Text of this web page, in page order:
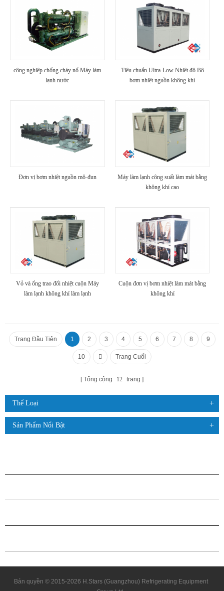
công nghiệp chống cháy nổ Máy làm
lạnh nước
Tiêu chuẩn Ultra-Low Nhiệt độ Bộ
bơm nhiệt nguồn không khí
Đơn vị bơm nhiệt nguồn mô-đun
Máy làm lạnh công suất làm mát bằng
không khí cao
Vỏ và ống trao đổi nhiệt cuộn Máy
làm lạnh không khí làm lạnh
Cuộn đơn vị bơm nhiệt làm mát bằng
không khí
Trang Đầu Tiên 1 2 3 4 5 6 7 8 9
10 Trang Cuối
Tổng cộng 12 trang
Thể Loại
Sản Phẩm Nổi Bật
Bản quyền © 2015-2026 H.Stars (Guangzhou) Refrigerating Equipment